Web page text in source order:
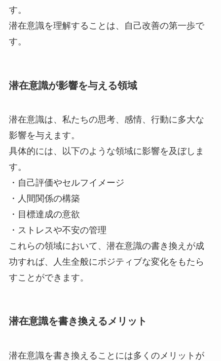
す。
潜在意識を理解することは、自己改善の第一歩で
す。
潜在意識が影響を与える領域
潜在意識は、私たちの思考、感情、行動に多大な
影響を与えます。
具体的には、以下のような領域に影響を及ぼしま
す。
・自己評価やセルフイメージ
・人間関係の構築
・目標達成の意欲
・ストレスや不安の管理
これらの領域において、潜在意識の書き換えが成
功すれば、人生全般にポジティブな変化をもたら
すことができます。
潜在意識を書き換えるメリット
潜在意識を書き換えることには多くのメリットが